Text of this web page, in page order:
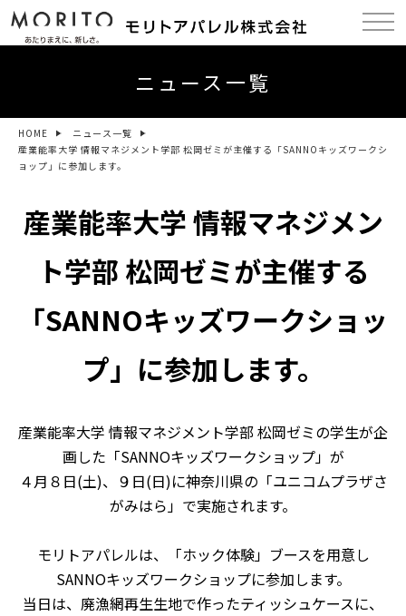
ニュース一覧
HOME
ニュース一覧
産業能率大学 情報マネジメント学部 松岡ゼミが主催する「SANNOキッズワークシ
ョップ」に参加します。
産業能率大学 情報マネジメン
ト学部 松岡ゼミが主催する
「SANNOキッズワークショッ
プ」に参加します。
産業能率⼤学 情報マネジメント学部 松岡ゼミの学生が企
画した「SANNOキッズワークショップ」が
４月８日(土)、９日(日)に神奈川県の「ユニコムプラザさ
がみはら」で実施されます。
モリトアパレルは、「ホック体験」ブースを用意し
SANNOキッズワークショップに参加します。
当日は、廃漁網再生生地で作ったティッシュケースに、